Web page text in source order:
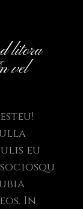
litora
vel
eu
In